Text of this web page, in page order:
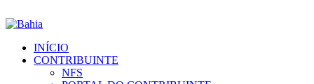
INÍCIO
CONTRIBUINTE
NFS